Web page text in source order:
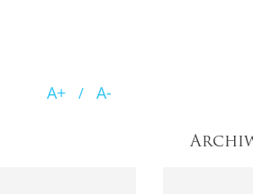
A+ / A-